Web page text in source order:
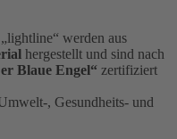
werden aus
hergestellt und sind nach
Blaue Engel“ zertifiziert
, Gesundheits- und